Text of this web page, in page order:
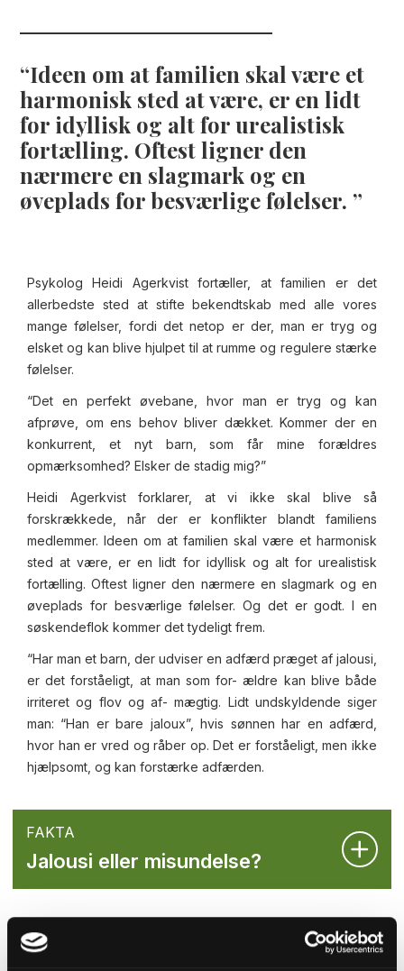
Ideen om at familien skal være et
harmonisk sted at være, er en lidt
for idyllisk og alt for urealistisk
fortælling. Oftest ligner den
nærmere en slagmark og en
øveplads for besværlige følelser.
Psykolog Heidi Agerkvist fortæller, at familien er det
allerbedste sted at stifte bekendtskab med alle vores
mange følelser, fordi det netop er der, man er tryg og
elsket og kan blive hjulpet til at rumme og regulere stærke
følelser.
“Det en perfekt øvebane, hvor man er tryg og kan
afprøve, om ens behov bliver dækket. Kommer der en
konkurrent, et nyt barn, som får mine forældres
opmærksomhed? Elsker de stadig mig?”
Heidi Agerkvist forklarer, at vi ikke skal blive så
forskrækkede, når der er konflikter blandt familiens
medlemmer. Ideen om at familien skal være et harmonisk
sted at være, er en lidt for idyllisk og alt for urealistisk
fortælling. Oftest ligner den nærmere en slagmark og en
øveplads for besværlige følelser. Og det er godt. I en
søskendeflok kommer det tydeligt frem.
“Har man et barn, der udviser en adfærd præget af jalousi,
er det forståeligt, at man som for- ældre kan blive både
irriteret og flov og af- mægtig. Lidt undskyldende siger
man: “Han er bare jaloux”, hvis sønnen har en adfærd,
hvor han er vred og råber op. Det er forståeligt, men ikke
hjælpsomt, og kan forstærke adfærden.
FAKTA
Jalousi eller misundelse?
Ifølge Heidi Agerkvist er det mere hjælpsomt at være
nysgerrig og kigge bag om barnets adfærd og forsøge at